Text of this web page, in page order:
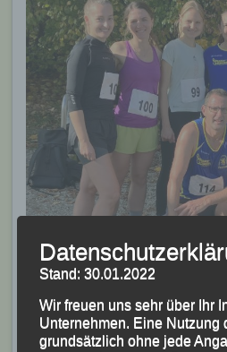
Das erfolgreiche LG-Team mit
Franziska Jäckel, Theresa
Stand: 30.01.2022
Wir freuen uns sehr über Ihr
Unternehmen. Eine Nutzung
grundsätzlich ohne jede